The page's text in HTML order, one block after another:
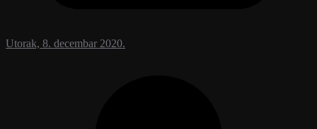
Utorak, 8. decembar 2020.